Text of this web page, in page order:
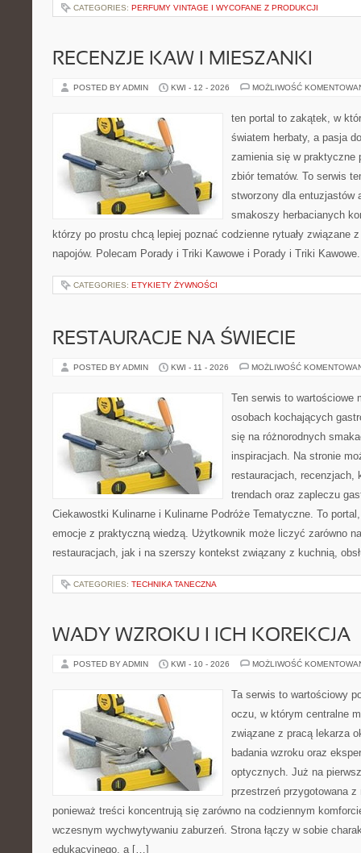
CATEGORIES: PERFUMY VINTAGE I WYCOFANE Z PRODUKCJI
RECENZJE KAW I MIESZANKI
POSTED BY ADMIN KWI - 12 - 2026 MOŻLIWOŚĆ
ten portal to zakątek, w
światem herbaty, a pasja
zamienia się w praktyczne
zbiór tematów. To serwis
stworzony dla entuzjastów
smakoszy herbacianych
którzy po prostu chcą lepiej poznać codzienne rytuały związane
napojów. Polecam Porady i Triki Kawowe i Porady i Triki
CATEGORIES: ETYKIETY ŻYWNOŚCI
RESTAURACJE NA ŚWIECIE
POSTED BY ADMIN KWI - 11 - 2026 MOŻLIWOŚĆ
Ten serwis to wartościowe
osobach kochających
się na różnorodnych
inspiracjach. Na stronie
restauracjach, recenzjach,
trendach oraz zapleczu
Ciekawostki Kulinarne i Kulinarne Podróże Tematyczne. To
emocje z praktyczną wiedzą. Użytkownik może liczyć zarówno
restauracjach, jak i na szerszy kontekst związany z kuchnią,
CATEGORIES: TECHNIKA TANECZNA
WADY WZROKU I ICH KOREKCJA
POSTED BY ADMIN KWI - 10 - 2026 MOŻLIWOŚĆ
Ta serwis to wartościowy
oczu, w którym centralne
związane z pracą lekarza
badania wzroku oraz
optycznych. Już na
przestrzeń przygotowana
ponieważ treści koncentrują się zarówno na codziennym
wczesnym wychwytywaniu zaburzeń. Strona łączy w sobie
edukacyjnego, a […]